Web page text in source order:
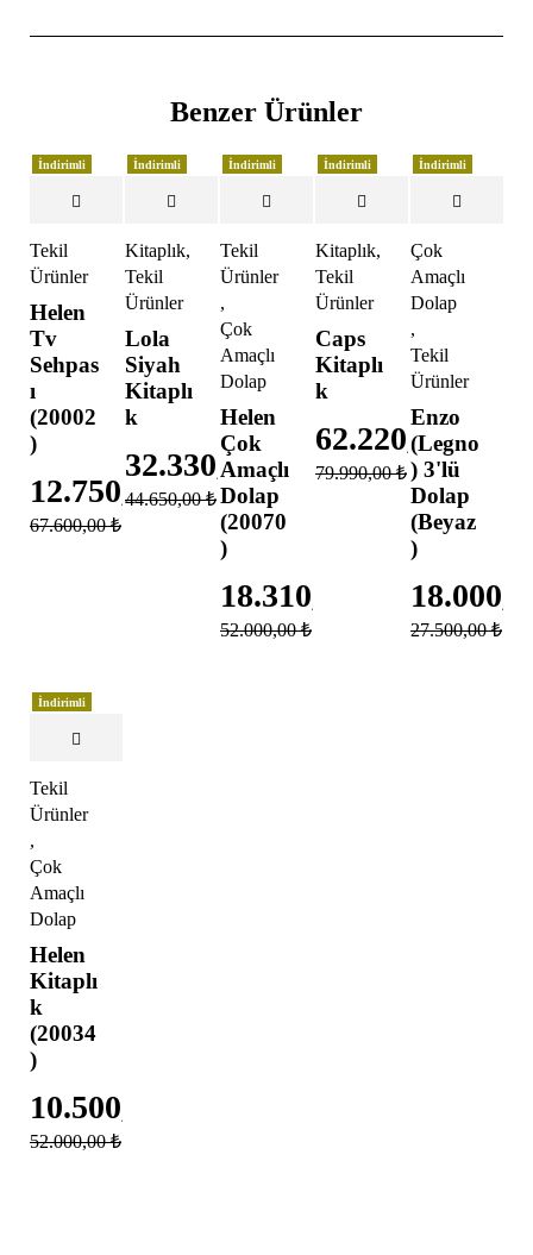
Benzer Ürünler
İndirimli
Tekil
Ürünler
Helen
Tv
Sehpas
ı
(20002
)
67.600,00₺
12.750,00₺
İndirimli
Kitaplık,
Tekil
Ürünler
Lola
Siyah
Kitaplı
k
44.650,00₺
32.330,00₺
İndirimli
Tekil
Ürünler
,
Çok
Amaçlı
Dolap
Helen
Çok
Amaçlı
Dolap
(20070
)
52.000,00₺
18.310,00
İndirimli
Kitaplık,
Tekil
Ürünler
Caps
Kitaplı
k
79.990,00₺
62.220,00₺
İndirimli
Çok
Amaçlı
Dolap
,
Tekil
Ürünler
Enzo
(Legno
) 3'lü
Dolap
(Beyaz
)
27.500,00₺
İndirimli
Tekil
Ürünler
,
Çok
Amaçlı
Dolap
Helen
Kitaplı
k
(20034
)
52.000,00₺
10.500,00